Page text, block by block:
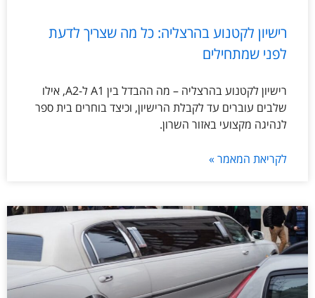
רישיון לקטנוע בהרצליה: כל מה שצריך לדעת
לפני שמתחילים
רישיון לקטנוע בהרצליה – מה ההבדל בין A1 ל-A2, אילו
שלבים עוברים עד לקבלת הרישיון, וכיצד בוחרים בית ספר
לנהיגה מקצועי באזור השרון.
לקריאת המאמר »